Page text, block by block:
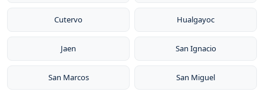
Cutervo Hualgayoc
Jaen San Ignacio
San Marcos San Miguel